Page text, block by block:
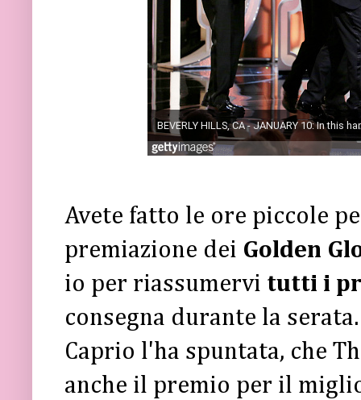
Avete fatto le ore piccole
premiazione dei Golden
io per riassumervi tutti i
consegna durante la
Caprio l'ha spuntata, che
anche il premio per il